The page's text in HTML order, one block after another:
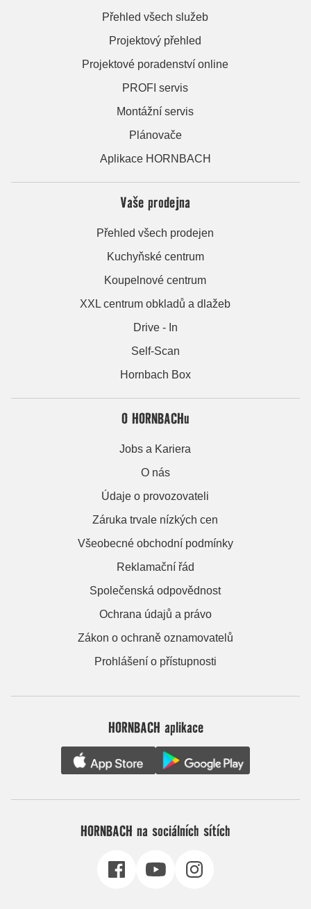
Přehled všech služeb
Projektový přehled
Projektové poradenství online
PROFI servis
Montážní servis
Plánovače
Aplikace HORNBACH
Vaše prodejna
Přehled všech prodejen
Kuchyňské centrum
Koupelnové centrum
XXL centrum obkladů a dlažeb
Drive - In
Self-Scan
Hornbach Box
O HORNBACHu
Jobs a Kariera
O nás
Údaje o provozovateli
Záruka trvale nízkých cen
Všeobecné obchodní podmínky
Reklamační řád
Společenská odpovědnost
Ochrana údajů a právo
Zákon o ochraně oznamovatelů
Prohlášení o přístupnosti
HORNBACH aplikace
HORNBACH na sociálních sítích